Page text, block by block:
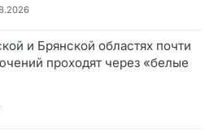
и Брянской областях почти
проходят через «белые